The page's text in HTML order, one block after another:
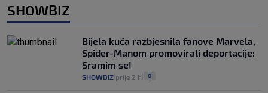
SHOWBIZ
Bijela kuća razbjesnila fanove Marvela,
Spider-Manom promovirali deportacije:
Sramim se!
SHOWBIZ prije 2 h 0